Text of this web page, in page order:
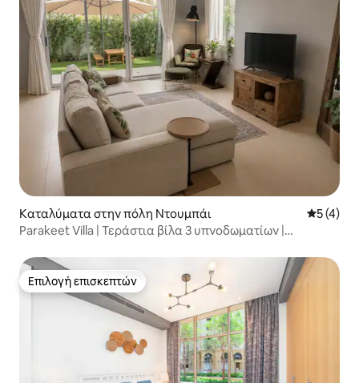
Καταλύματα στην πόλη Ντουμπάι Μέση
5 (4)
Parakeet Villa | Τεράστια βίλα 3 υπνοδωματίων |
Επιλογή επισκεπτών
Επιλογή επισκεπτών